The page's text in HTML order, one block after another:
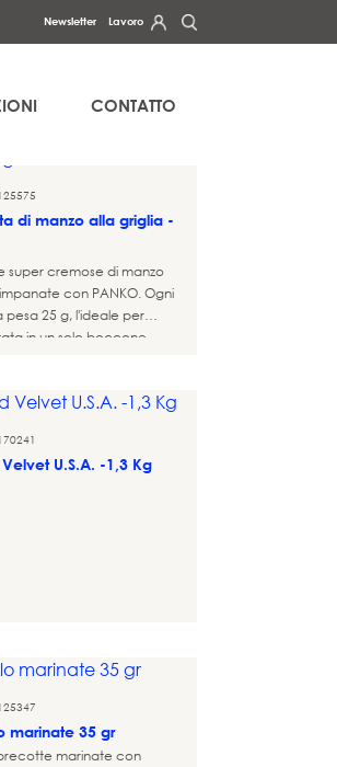
Newsletter Lavoro
cancellazione, portabilità e
. CONTATTO
di manzo alla griglia -
super cremose di manzo
con PANKO. Ogni
25 g, l'ideale per
in un solo boccone.
U.S.A. -1,3 Kg
marinate 35 gr
marinate con